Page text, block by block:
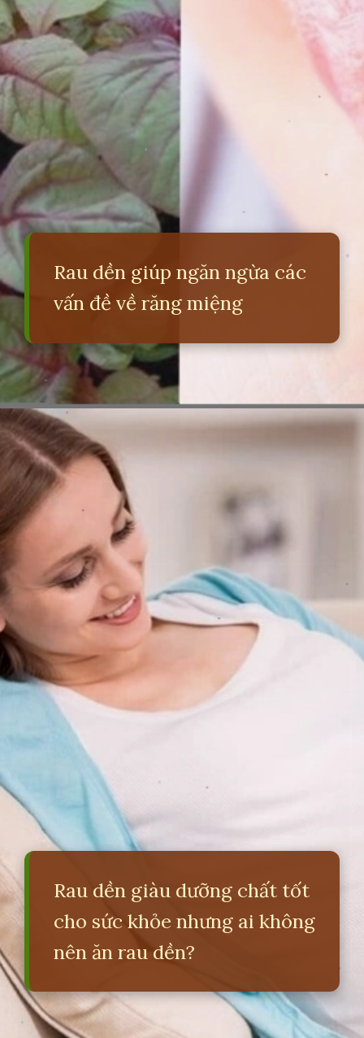
Rau dền giúp ngăn ngừa các
vấn đề về răng miệng
Đang mở
Rau dền giàu dưỡng chất tốt
cho sức khỏe nhưng ai không
nên ăn rau dền?